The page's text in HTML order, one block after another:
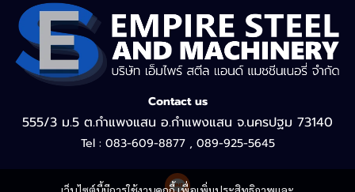
Contact us
555/3 ม.5 ต.กำแพงแสน อ.กำแพงแสน จ.นครปฐม 73140
Tel : 083-609-8877 , 089-925-5645